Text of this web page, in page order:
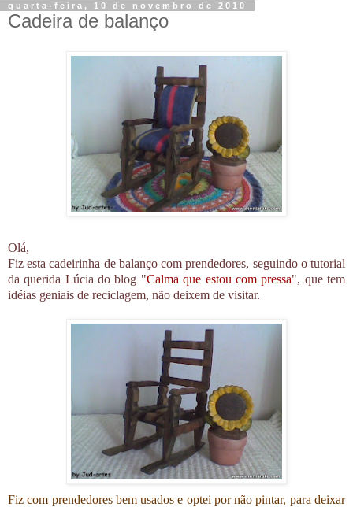
quarta-feira, 10 de novembro de 2010
Cadeira de balanço
Olá,
Fiz esta cadeirinha de balanço com prendedores, seguindo o tutorial
da querida Lúcia do blog "Calma que estou com pressa", que tem
idéias geniais de reciclagem, não deixem de visitar.
Fiz com prendedores bem usados e optei por não pintar, para deixar